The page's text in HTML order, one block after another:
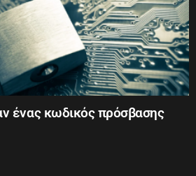
ένας κωδικός πρόσβασης